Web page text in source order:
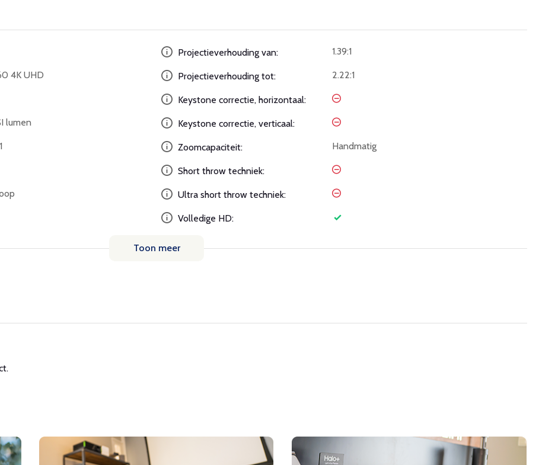
4K UHD
lumen
Projectieverhouding van: 1.39:1
Projectieverhouding tot: 2.22:1
Keystone correctie, horizontaal:
Keystone correctie, verticaal:
Zoomcapaciteit: Handmatig
Short throw techniek:
Ultra short throw techniek:
Volledige HD:
Toon meer